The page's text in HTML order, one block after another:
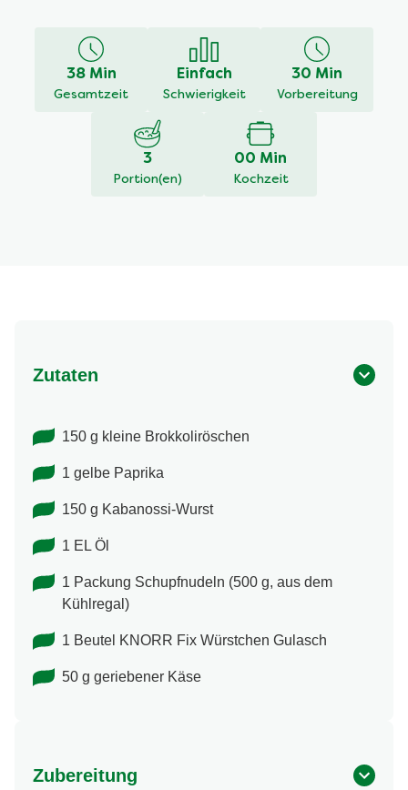
abgegeben38 Min
Gesamtzeit
Einfach
Schwierigkeit
30 Min
Vorbereitung
3
Portion(en)
00 Min
Kochzeit
Zutaten
150 g kleine Brokkoliröschen
1 gelbe Paprika
150 g Kabanossi-Wurst
1 EL Öl
1 Packung Schupfnudeln (500 g, aus dem
Kühlregal)
1 Beutel KNORR Fix Würstchen Gulasch
50 g geriebener Käse
Zubereitung